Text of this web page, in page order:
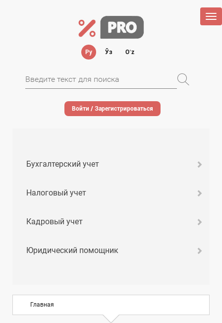
Ру Ўз Oʻz
Войти / Зарегистрироваться
Бухгалтерский учет
Налоговый учет
Кадровый учет
Юридический помощник
Главная